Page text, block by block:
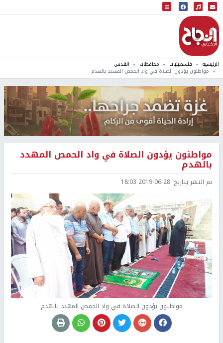
البث المباشر
إذاعة النجاح
الرئيسية فلسطينيات محافظات القدس
مواطنون يؤدون الصلاة في واد الحمص المهدد بالهدم
مواطنون يؤدون الصلاة في واد الحمص المهدد
بالهدم
تم النشر بتاريخ: 2019-06-28 18:03
مواطنون يؤدون الصلاة في واد الحمص المهدد بالهدم